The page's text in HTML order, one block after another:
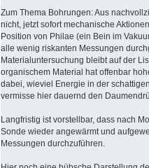
Zum Thema Bohrungen: Aus
nicht, jetzt sofort mechanische
Position von Philae (ein Bein im
alle wenig riskanten Messungen
Materialuntersuchung bleibt auf der
organischem Material hat offenbar
dabei, wieviel Energie in der
vermisse hier dauernd den
Langfristig ist vorstellbar, dass nach
Sonde wieder angewärmt und
Messungen durchzuführen.